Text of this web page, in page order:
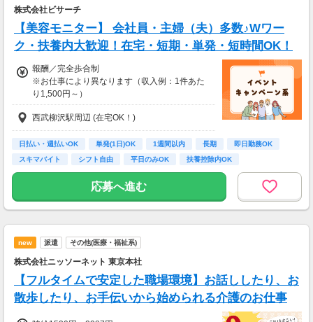
一部支給
株式会社ビサーチ
【美容モニター】 会社員・主婦（夫）多数♪Wワー
ク・扶養内大歓迎！在宅・短期・単発・短時間OK！
報酬／完全歩合制
※お仕事により異なります（収入例：1件あた
り1,500円～）
・登録お祝い制度アリ！
最大11,500円GET！
(弊社規定による)
西武柳沢駅周辺 (在宅OK！)
日払い・週払いOK 単発(1日)OK 1週間以内 長期
即日勤務OK
スキマバイト
シフト自由 平日のみOK 扶養控除内OK
応募へ進む
new 派遣 その他(医療・福祉系)
株式会社ニッソーネット 東京本社
【フルタイムで安定した職場環境】お話ししたり、お
散歩したり、お手伝いから始められる介護のお仕事